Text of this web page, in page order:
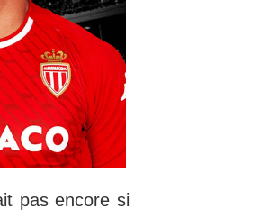
pas encore si